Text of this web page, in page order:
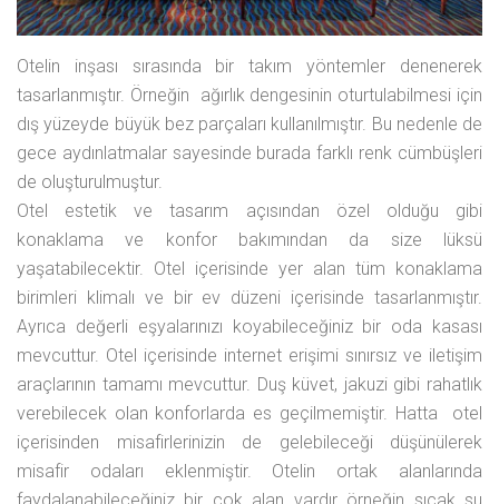
Otelin inşası sırasında bir takım yöntemler denenerek
tasarlanmıştır. Örneğin ağırlık dengesinin oturtulabilmesi için
dış yüzeyde büyük bez parçaları kullanılmıştır. Bu nedenle de
gece aydınlatmalar sayesinde burada farklı renk cümbüşleri
de oluşturulmuştur.
Otel estetik ve tasarım açısından özel olduğu gibi
konaklama ve konfor bakımından da size lüksü
yaşatabilecektir. Otel içerisinde yer alan tüm konaklama
birimleri klimalı ve bir ev düzeni içerisinde tasarlanmıştır.
Ayrıca değerli eşyalarınızı koyabileceğiniz bir oda kasası
mevcuttur. Otel içerisinde internet erişimi sınırsız ve iletişim
araçlarının tamamı mevcuttur. Duş küvet, jakuzi gibi rahatlık
verebilecek olan konforlarda es geçilmemiştir. Hatta otel
içerisinden misafirlerinizin de gelebileceği düşünülerek
misafir odaları eklenmiştir. Otelin ortak alanlarında